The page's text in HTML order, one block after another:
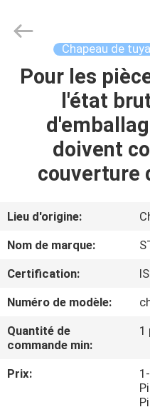
APERÇU
PRODUITS
VIDÉOS
VR
SHOW
A
PROPOS
DE
NOUS
Reserved.
Developed
Chapeau de
Pour les
l'état
doivent
couverture
Lieu d'origine:
Nom de marque:
Certification:
Numéro de modèle:
Quantité de
commande min:
1
Prix: